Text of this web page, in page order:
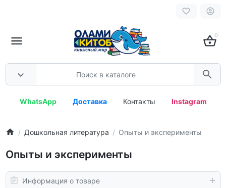
0
WhatsApp Доставка Контакты Instagram
Дошкольная литература Опыты и эксперименты
Опыты и эксперименты
Информация о товаре